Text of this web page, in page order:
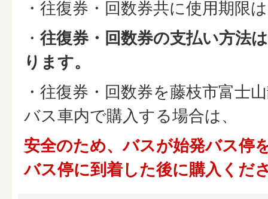
・往復券・回数券共に使用期限
・往復券・回数券の支払い方法
ります。
・往復券・回数券を藤枝市富士
バス車内で購入する場合は、
安全のため、バスが始発バス停
バス停に到着した後に購入くだ